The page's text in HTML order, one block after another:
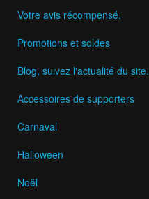
Votre avis récompensé.
Promotions et soldes
Blog, suivez l'actualité du site.
Accessoires de supporters
Carnaval
Halloween
Noël